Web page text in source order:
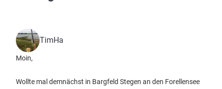
TimHa
Moin,
Wollte mal demnächst in Bargfeld Stegen an den Forellensee